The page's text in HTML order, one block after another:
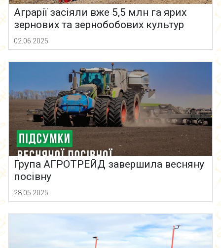
Аграрії засіяли вже 5,5 млн га ярих
зернових та зернобобових культур
02.06.2025
Група АГРОТРЕЙД завершила весняну
посівну
28.05.2025